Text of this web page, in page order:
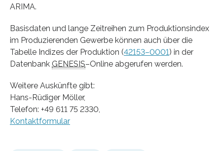
ARIMA.
Basisdaten und lange Zeitreihen zum Produktionsindex
im Produzierenden Gewerbe können auch über die
Tabelle Indizes der Produktion (42153–0001) in der
Datenbank GENESIS–Online abgerufen werden.
Weitere Auskünfte gibt:
Hans-Rüdiger Möller,
Telefon: +49 611 75 2330,
Kontaktformular